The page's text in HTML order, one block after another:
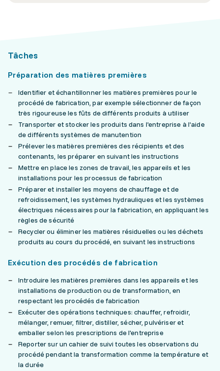
Tâches
Préparation des matières premières
Identifier et échantillonner les matières premières pour le
procédé de fabrication, par exemple sélectionner de façon
très rigoureuse les fûts de différents produits à utiliser
Transporter et stocker les produits dans l'entreprise à l'aide
de différents systèmes de manutention
Prélever les matières premières des récipients et des
contenants, les préparer en suivant les instructions
Mettre en place les zones de travail, les appareils et les
installations pour les processus de fabrication
Préparer et installer les moyens de chauffage et de
refroidissement, les systèmes hydrauliques et les systèmes
électriques nécessaires pour la fabrication, en appliquant les
règles de sécurité
Recycler ou éliminer les matières résiduelles ou les déchets
produits au cours du procédé, en suivant les instructions
Exécution des procédés de fabrication
Introduire les matières premières dans les appareils et les
installations de production ou de transformation, en
respectant les procédés de fabrication
Exécuter des opérations techniques: chauffer, refroidir,
mélanger, remuer, filtrer, distiller, sécher, pulvériser et
emballer selon les prescriptions de l'entreprise
Reporter sur un cahier de suivi toutes les observations du
procédé pendant la transformation comme la température et
la durée